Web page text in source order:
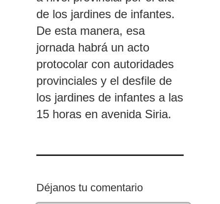
de los jardines de infantes.
De esta manera, esa
jornada habrá un acto
protocolar con autoridades
provinciales y el desfile de
los jardines de infantes a las
15 horas en avenida Siria.
Déjanos tu comentario